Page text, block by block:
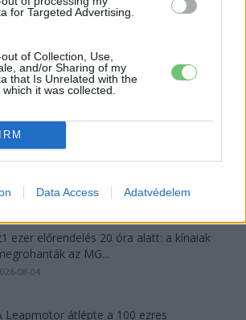
for Targeted Advertising.
of Collection, Use,
and/or Sharing of my
that Is Unrelated with the
it was collected.
Data Access Adatvédelem
szigorú határt szabott: legfeljebb 5%
a hiba az elektromos...
perc töltés, 450 kilométer hatótáv – ezzel
08-05
ezer előrendelés 20 óra alatt: a kínaiak
az MG...
08-04
Leapmotor átlépte a 100 ezres